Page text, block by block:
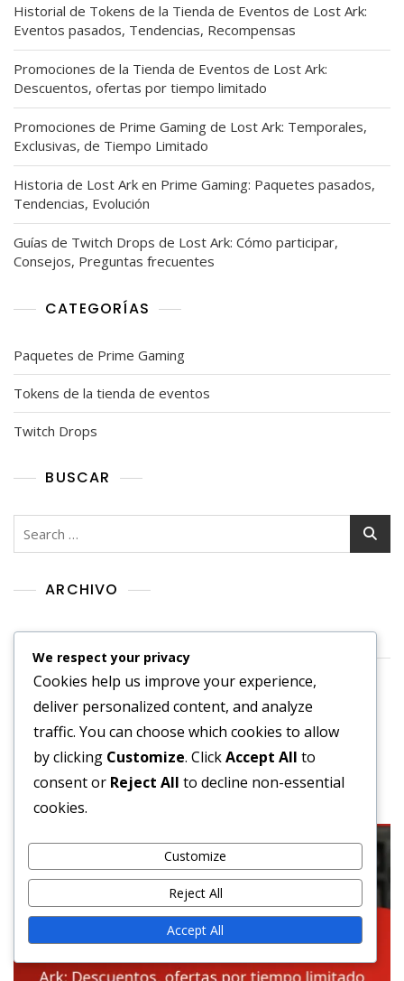
Historial de Tokens de la Tienda de Eventos de Lost Ark:
Eventos pasados, Tendencias, Recompensas
Promociones de la Tienda de Eventos de Lost Ark:
Descuentos, ofertas por tiempo limitado
Promociones de Prime Gaming de Lost Ark: Temporales,
Exclusivas, de Tiempo Limitado
Historia de Lost Ark en Prime Gaming: Paquetes pasados,
Tendencias, Evolución
Guías de Twitch Drops de Lost Ark: Cómo participar,
Consejos, Preguntas frecuentes
CATEGORÍAS
Paquetes de Prime Gaming
Tokens de la tienda de eventos
Twitch Drops
BUSCAR
ARCHIVO
March 2026
February 2026
You may also like these
We respect your privacy
Cookies help us improve your experience,
deliver personalized content, and analyze
traffic. You can choose which cookies to allow
by clicking Customize. ClickAccept All to
consent or Reject All to decline non-essential
cookies.
Customize
Reject All
Accept All